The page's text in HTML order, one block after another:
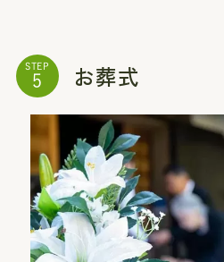
STEP お葬式